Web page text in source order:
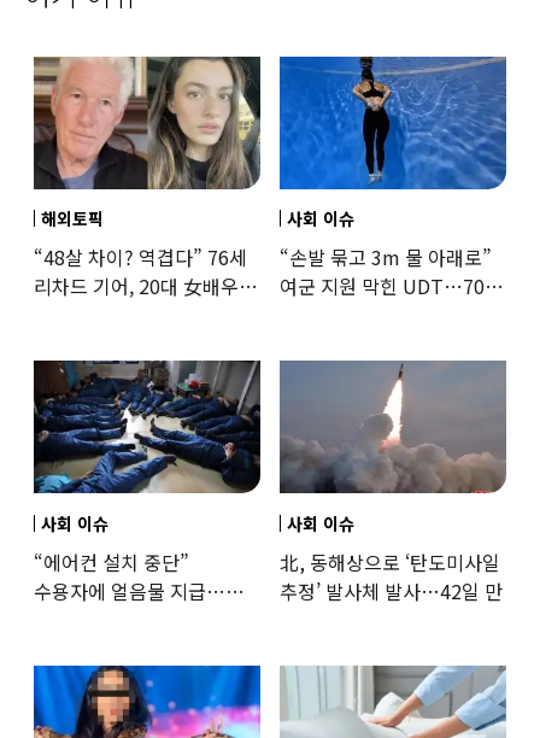
해외토픽
“48살 차이? 역겹다” 76세
리차드 기어, 20대 女배우와
사회 이슈
“손발 묶고 3m 물 아래로”
여군 지원 막힌 UDT…707
사회 이슈
“에어컨 설치 중단”
수용자에 얼음물 지급…
사회 이슈
北, 동해상으로 ‘탄도미사일
추정’ 발사체 발사…42일 만